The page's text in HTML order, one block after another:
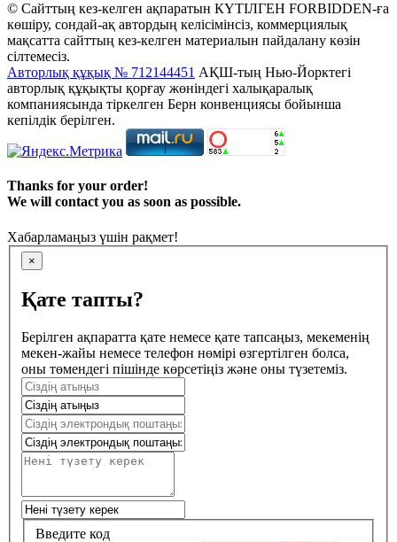
© Сайттың кез-келген ақпаратын КҮТІЛГЕН FORBIDDEN-ға
көшіру, сондай-ақ автордың келісімінсіз, коммерциялық
мақсатта сайттың кез-келген материалын пайдалану көзін
сілтемесіз.
Авторлық құқық № 712144451 АҚШ-тың Нью-Йорктегі
авторлық құқықты қорғау жөніндегі халықаралық
компаниясында тіркелген Берн конвенциясы бойынша
кепілдік берілген.
Thanks for your order!
We will contact you as soon as possible.
Хабарламаңыз үшін рақмет!
×
Қате тапты?
Берілген ақпаратта қате немесе қате тапсаңыз, мекеменің
мекен-жайы немесе телефон нөмірі өзгертілген болса,
оны төмендегі пішінде көрсетіңіз және оны түзетеміз.
Введите код